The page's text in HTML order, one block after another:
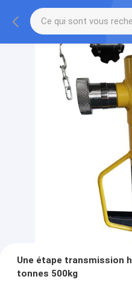
Une étape transmission
tonnes 500kg